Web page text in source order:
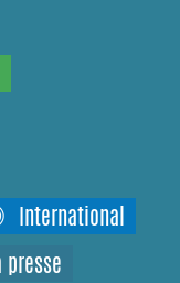
International
presse